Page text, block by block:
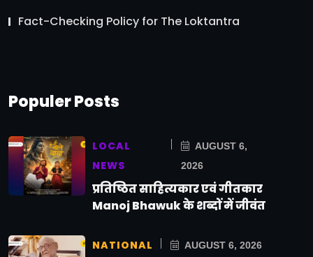
Fact-Checking Policy for The Loktantra
Populer Posts
LOCAL
NEWS
AUGUST 6,
2026
प्रतिष्ठित साहित्यकार एवं गीतकार
Manoj Bhawuk के शब्दों में जीवंत
NATIONAL AUGUST 6, 2026